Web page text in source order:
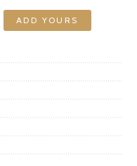
ADD YOURS